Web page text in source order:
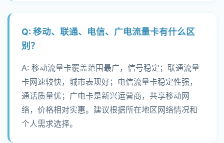
Q: 移动、联通、电信、广电流量卡有什么区
别？
A: 移动流量卡覆盖范围最广，信号稳定；联通流量
卡网速较快，城市表现好；电信流量卡稳定性强，
通话质量优；广电卡是新兴运营商，共享移动网
络，价格相对实惠。建议根据所在地区网络情况和
个人需求选择。